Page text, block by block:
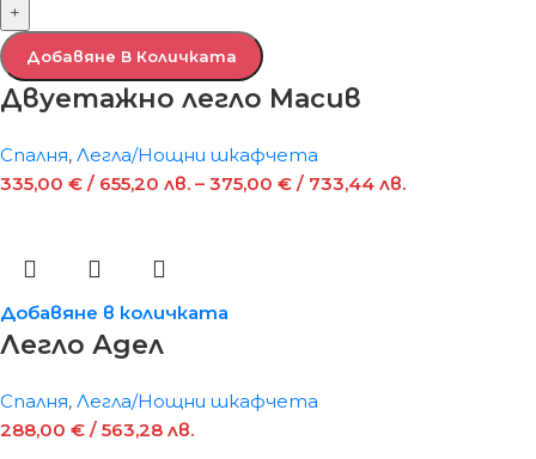
+
Добавяне В Количката
Двуетажно легло Масив
Спалня, Легла/Нощни шкафчета
335,00 € / 655,20 лв. – 375,00 € / 733,44 лв.
Добавяне в количката
Легло Адел
Спалня, Легла/Нощни шкафчета
288,00 € / 563,28 лв.